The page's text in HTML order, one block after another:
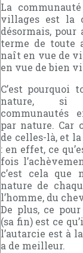
La
villages est la
désormais,
terme de toute
naît en vue de
en vue de bien
C’est pourquoi
nature, si
communautés
par nature. Car
de celles-là, et
: en effet, ce
fois
c’est cela que
nature de
l’homme, du
De plus, ce
(sa fin) est ce
l’autarcie est à
a de meilleur.